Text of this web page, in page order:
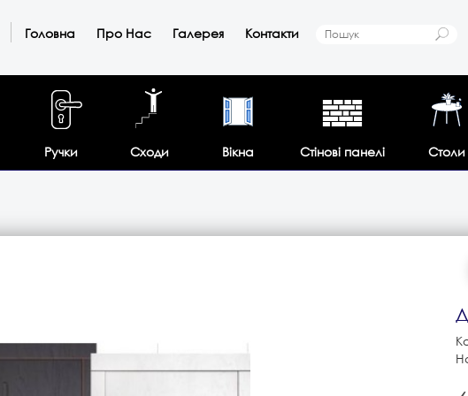
Головна Про Нас Галерея Контакти
Ручки Сходи Вікна Стінові панелі Столи